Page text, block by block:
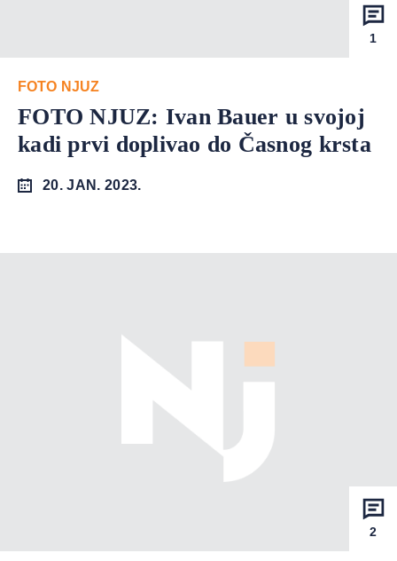
1
FOTO NJUZ
FOTO NJUZ: Ivan Bauer u svojoj
kadi prvi doplivao do Časnog krsta
20. JAN. 2023.
2